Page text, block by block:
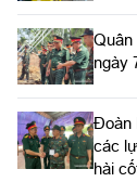
Quân
ngày
Đoàn
các
hài